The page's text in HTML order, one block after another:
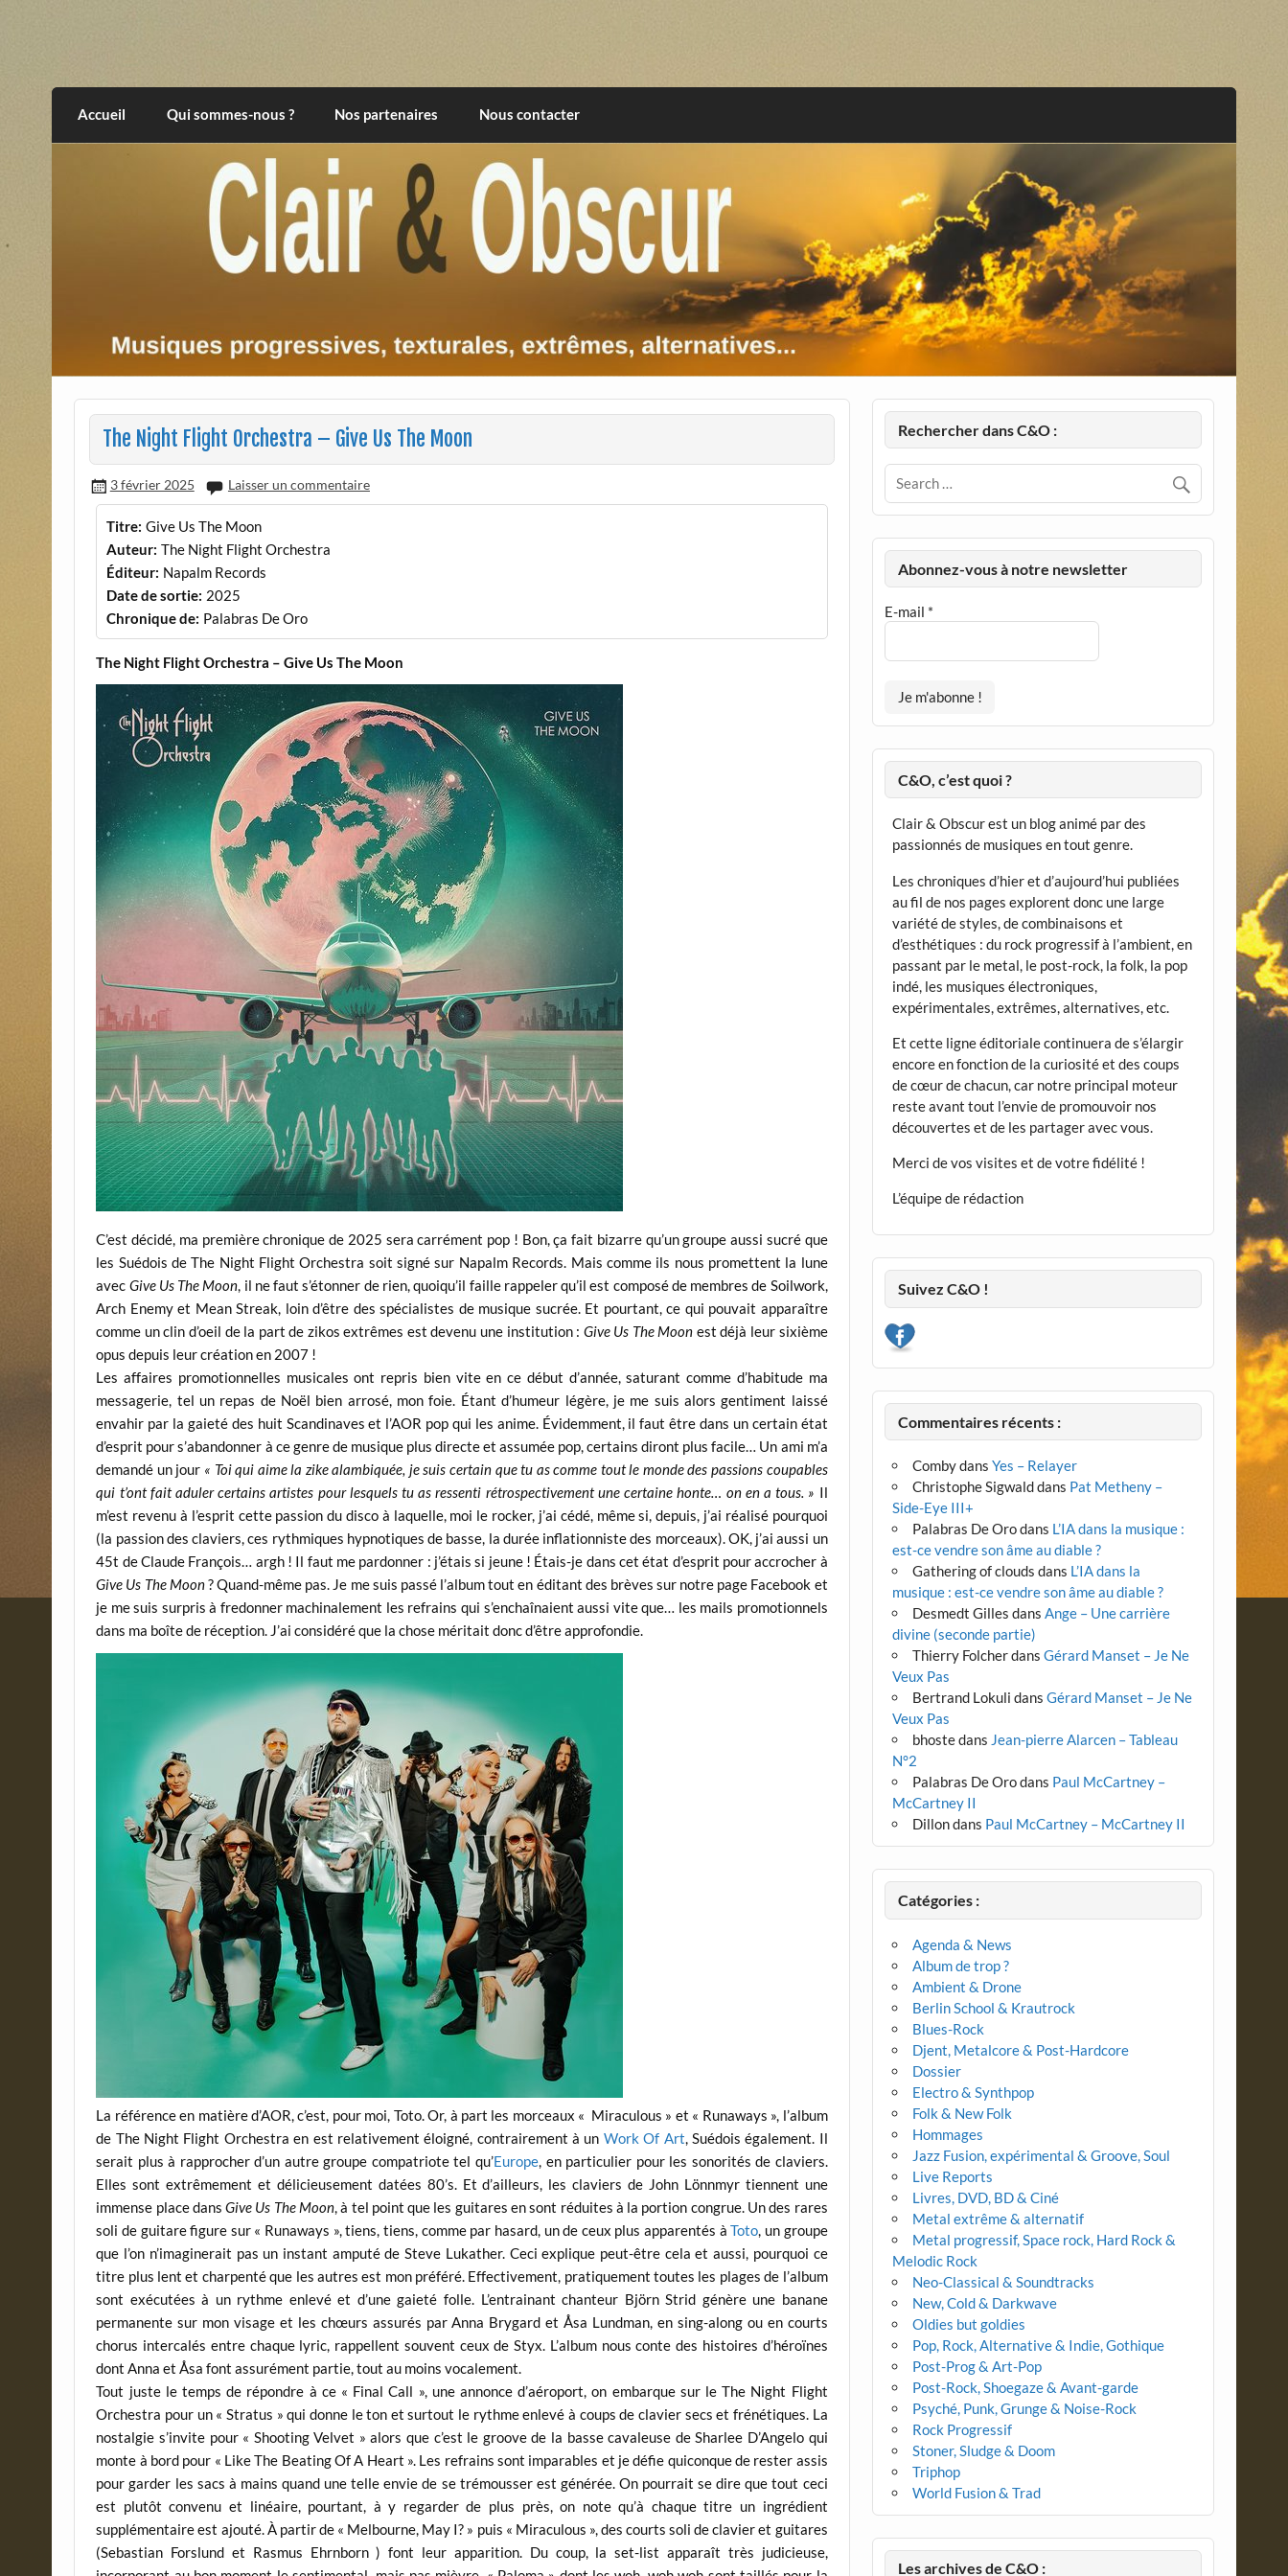
Clair et Obscur
Accueil Qui sommes-nous ? Nos partenaires Nous contacter
The Night Flight Orchestra – Give Us The Moon
3 février 2025 Laisser un commentaire
Titre: Give Us The Moon
Auteur: The Night Flight Orchestra
Éditeur: Napalm Records
Date de sortie: 2025
Chronique de: Palabras De Oro
The Night Flight Orchestra – Give Us The Moon
C’est décidé, ma première chronique de 2025 sera carrément pop ! Bon, ça fait bizarre qu’un groupe aussi sucré que
les Suédois de The Night Flight Orchestra soit signé sur Napalm Records. Mais comme ils nous promettent la lune
avec Give Us The Moon, il ne faut s’étonner de rien, quoiqu’il faille rappeler qu’il est composé de membres de Soilwork,
Arch Enemy et Mean Streak, loin d’être des spécialistes de musique sucrée. Et pourtant, ce qui pouvait apparaître
comme un clin d’oeil de la part de zikos extrêmes est devenu une institution : Give Us The Moon est déjà leur sixième
opus depuis leur création en 2007 !
Les affaires promotionnelles musicales ont repris bien vite en ce début d’année, saturant comme d’habitude ma
messagerie, tel un repas de Noël bien arrosé, mon foie. Étant d’humeur légère, je me suis alors gentiment laissé
envahir par la gaieté des huit Scandinaves et l’AOR pop qui les anime. Évidemment, il faut être dans un certain état
d’esprit pour s’abandonner à ce genre de musique plus directe et assumée pop, certains diront plus facile… Un ami m’a
demandé un jour « Toi qui aime la zike alambiquée, je suis certain que tu as comme tout le monde des passions coupables
qui t’ont fait aduler certains artistes pour lesquels tu as ressenti rétrospectivement une certaine honte… on en a tous. » Il
m’est revenu à l’esprit cette passion du disco à laquelle, moi le rocker, j’ai cédé, même si, depuis, j’ai réalisé pourquoi
(la passion des claviers, ces rythmiques hypnotiques de basse, la durée inflationniste des morceaux). OK, j’ai aussi un
45t de Claude François… argh ! Il faut me pardonner : j’étais si jeune ! Étais-je dans cet état d’esprit pour accrocher à
Give Us The Moon? Quand-même pas. Je me suis passé l’album tout en éditant des brèves sur notre page Facebook et
je me suis surpris à fredonner machinalement les refrains qui s’enchaînaient aussi vite que… les mails promotionnels
dans ma boîte de réception. J’ai considéré que la chose méritait donc d’être approfondie.
La référence en matière d’AOR, c’est, pour moi, Toto. Or, à part les morceaux « Miraculous » et « Runaways », l’album
de The Night Flight Orchestra en est relativement éloigné, contrairement à un Work Of Art, Suédois également. Il
serait plus à rapprocher d’un autre groupe compatriote tel qu’Europe, en particulier pour les sonorités de claviers.
Elles sont extrêmement et délicieusement datées 80’s. Et d’ailleurs, les claviers de John Lönnmyr tiennent une
immense place dansGive Us The Moon, à tel point que les guitares en sont réduites à la portion congrue. Un des rares
soli de guitare figure sur « Runaways », tiens, tiens, comme par hasard, un de ceux plus apparentés àToto, un groupe
que l’on n’imaginerait pas un instant amputé de Steve Lukather. Ceci explique peut-être cela et aussi, pourquoi ce
titre plus lent et charpenté que les autres est mon préféré. Effectivement, pratiquement toutes les plages de l’album
sont exécutées à un rythme enlevé et d’une gaieté folle. L’entrainant chanteur Björn Strid génère une banane
permanente sur mon visage et les chœurs assurés par Anna Brygard et Åsa Lundman, en sing-along ou en courts
chorus intercalés entre chaque lyric, rappellent souvent ceux de Styx. L’album nous conte des histoires d’héroïnes
dont Anna et Åsa font assurément partie, tout au moins vocalement.
Tout juste le temps de répondre à ce « Final Call », une annonce d’aéroport, on embarque sur le The Night Flight
Orchestra pour un « Stratus » qui donne le ton et surtout le rythme enlevé à coups de clavier secs et frénétiques. La
nostalgie s’invite pour « Shooting Velvet » alors que c’est le groove de la basse cavaleuse de Sharlee D’Angelo qui
monte à bord pour « Like The Beating Of A Heart ». Les refrains sont imparables et je défie quiconque de rester assis
pour garder les sacs à mains quand une telle envie de se trémousser est générée. On pourrait se dire que tout ceci
est plutôt convenu et linéaire, pourtant, à y regarder de plus près, on note qu’à chaque titre un ingrédient
supplémentaire est ajouté. À partir de « Melbourne, May I? » puis « Miraculous », des courts soli de clavier et guitares
(Sebastian Forslund et Rasmus Ehrnborn ) font leur apparition. Du coup, la set-list apparaît très judicieuse,
Rechercher dans C&O :
Abonnez-vous à notre newsletter
E-mail *
C&O, c’est quoi ?
Clair & Obscur est un blog animé par des
passionnés de musiques en tout genre.
Les chroniques d’hier et d’aujourd’hui publiées
au fil de nos pages explorent donc une large
variété de styles, de combinaisons et
d’esthétiques : du rock progressif à l’ambient, en
passant par le metal, le post-rock, la folk, la pop
indé, les musiques électroniques,
expérimentales, extrêmes, alternatives, etc.
Et cette ligne éditoriale continuera de s’élargir
encore en fonction de la curiosité et des coups
de cœur de chacun, car notre principal moteur
reste avant tout l’envie de promouvoir nos
découvertes et de les partager avec vous.
Merci de vos visites et de votre fidélité !
L’équipe de rédaction
Suivez C&O !
Commentaires récents :
CombydansYes – Relayer
Christophe Sigwalddans Pat Metheny –
Side-Eye III+
Palabras De Orodans L’IA dans la musique :
est-ce vendre son âme au diable ?
Gathering of clouds dans L’IA dans la
musique : est-ce vendre son âme au diable ?
Desmedt Gilles dansAnge – Une carrière
divine (seconde partie)
Thierry FolcherdansGérard Manset – Je Ne
Veux Pas
Bertrand Lokuli dansGérard Manset – Je Ne
Veux Pas
bhostedans Jean-pierre Alarcen – Tableau
N°2
Palabras De Orodans Paul McCartney –
McCartney II
Dillondans Paul McCartney – McCartney II
Catégories :
Agenda & News
Album de trop ?
Ambient & Drone
Berlin School & Krautrock
Blues-Rock
Djent, Metalcore & Post-Hardcore
Dossier
Electro & Synthpop
Folk & New Folk
Hommages
Jazz Fusion, expérimental & Groove, Soul
Live Reports
Livres, DVD, BD & Ciné
Metal extrême & alternatif
Metal progressif, Space rock, Hard Rock &
Melodic Rock
Neo-Classical & Soundtracks
New, Cold & Darkwave
Oldies but goldies
Pop, Rock, Alternative & Indie, Gothique
Post-Prog & Art-Pop
Post-Rock, Shoegaze & Avant-garde
Psyché, Punk, Grunge & Noise-Rock
Rock Progressif
Stoner, Sludge & Doom
Triphop
World Fusion & Trad
Les archives de C&O :